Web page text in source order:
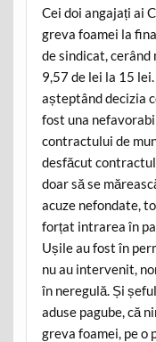
Cei doi angajați ai
greva foamei la
de sindicat, cerând
9,57 de lei la 15
așteptând decizia
fost una
contractului de
desfăcut
doar să se
acuze nefondate,
forțat intrarea în
Ușile au fost în
nu au intervenit,
în neregulă. Și
aduse pagube, că
greva foamei, pe o